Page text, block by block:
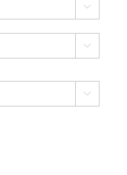


